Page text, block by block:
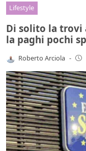
Lifestyle
Di solito la trovi
la paghi pochi
Roberto Arciola -